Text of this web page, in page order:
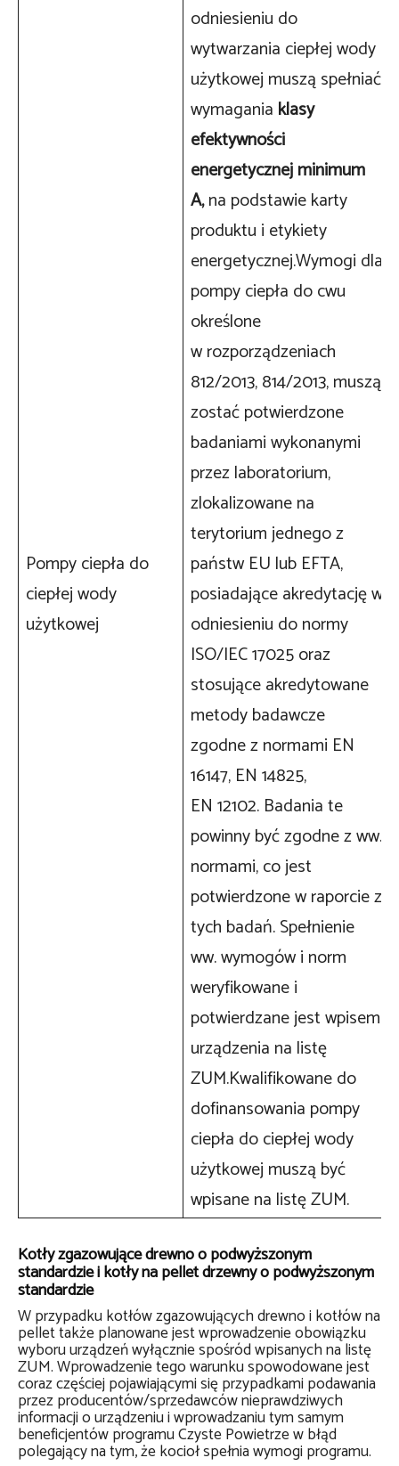
Pompy ciepła do
ciepłej wody
użytkowej
odniesieniu do
wytwarzania ciepłej wody
użytkowej muszą spełniać
wymagania klasy
efektywności
energetycznej minimum
A,na podstawie karty
produktu i etykiety
energetycznej.Wymogi dla
pompy ciepła do cwu
określone
w rozporządzeniach
812/2013, 814/2013, muszą
zostać potwierdzone
badaniami wykonanymi
przez laboratorium,
zlokalizowane na
terytorium jednego z
państw EU lub EFTA,
posiadające akredytację w
odniesieniu do normy
ISO/IEC 17025 oraz
stosujące akredytowane
metody badawcze
zgodne z normami EN
16147, EN 14825,
EN 12102. Badania te
powinny być zgodne z ww.
normami, co jest
potwierdzone w raporcie z
tych badań. Spełnienie
ww. wymogów i norm
weryfikowane i
potwierdzane jest wpisem
urządzenia na listę
ZUM.Kwalifikowane do
dofinansowania pompy
ciepła do ciepłej wody
użytkowej muszą być
wpisane na listę ZUM.
Kotły zgazowujące drewno o podwyższonym
standardzie i kotły na pellet drzewny o podwyższonym
standardzie
W przypadku kotłów zgazowujących drewno i kotłów na
pellet także planowane jest wprowadzenie obowiązku
wyboru urządzeń wyłącznie spośród wpisanych na listę
ZUM. Wprowadzenie tego warunku spowodowane jest
coraz częściej pojawiającymi się przypadkami podawania
przez producentów/sprzedawców nieprawdziwych
informacji o urządzeniu i wprowadzaniu tym samym
beneficjentów programu Czyste Powietrze w błąd
polegający na tym, że kocioł spełnia wymogi programu.